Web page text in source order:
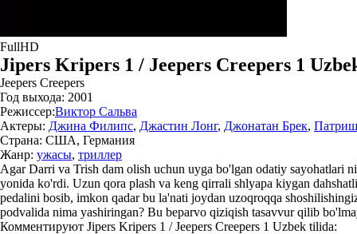
FullHD
Jipers Kripers 1 / Jeepers Creepers 1
Jeepers Creepers
Год выхода: 2001
Режиссер:Виктор Сальва
Актеры: Джина Филипс, Джастин Лонг, Джонатан Брек,
Страна: США, Германия
Жанр: ужасы, триллер
Agar Darri va Trish dam olish uchun uyga bo'lgan odatiy sayohatlari
yonida ko'rdi. Uzun qora plash va keng qirrali shlyapa kiygan
pedalini bosib, imkon qadar bu la'nati joydan uzoqroqqa
podvalida nima yashiringan? Bu beparvo qiziqish tasavvur qilib
Комментируют Jipers Kripers 1 / Jeepers Creepers 1 Uzbek tilida: